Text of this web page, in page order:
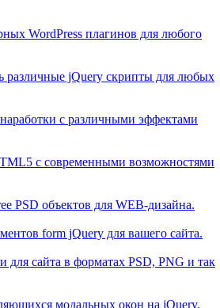
WordPress плагинов для любого
различные jQuery скрипты для любых
с различными эффектами
с современными возможностями
PSD объектов для WEB-дизайна.
form jQuery для вашего сайта.
для сайта в форматах PSD, PNG и так
модальных окон на jQuery.